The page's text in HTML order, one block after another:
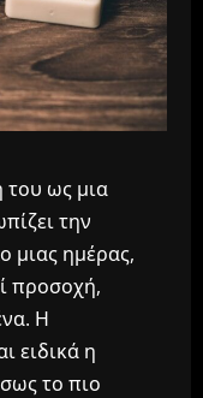
του ως μια
την
μιας ημέρας,
προσοχή,
Η
ειδικά η
το πιο